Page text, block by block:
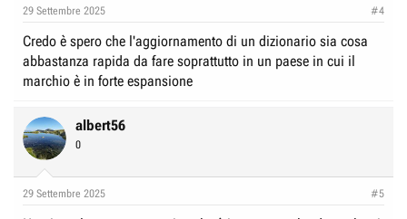
29 Settembre 2025 #4
Credo è spero che l'aggiornamento di un dizionario sia cosa
abbastanza rapida da fare soprattutto in un paese in cui il
marchio è in forte espansione
albert56
0
29 Settembre 2025 #5